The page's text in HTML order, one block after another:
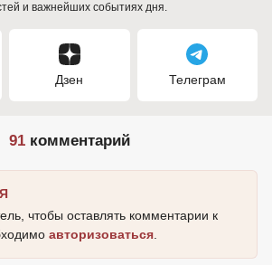
и важнейших событиях дня.
Дзен Телеграм
91 комментарий
чтобы оставлять комментарии к
авторизоваться